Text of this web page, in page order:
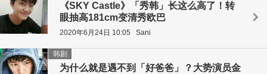
《SKY Castle》「秀韩」长这么高了！转
眼抽高181cm变清秀欧巴
2020年6月24日 10:05 Sani
为什么就是遇不到「好爸爸」？大势演员金
韩剧